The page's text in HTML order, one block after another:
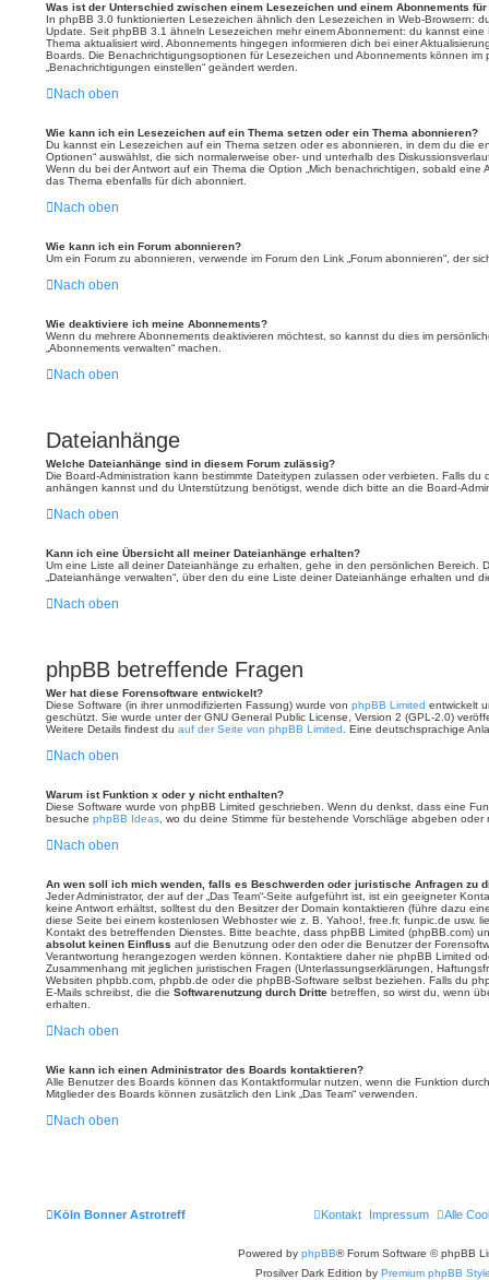
Was ist der Unterschied zwischen einem Lesezeichen und einem Abonnements
In phpBB 3.0 funktionierten Lesezeichen ähnlich den Lesezeichen in Web-Browsern:
Update. Seit phpBB 3.1 ähneln Lesezeichen mehr einem Abonnement: du kannst
Thema aktualisiert wird. Abonnements hingegen informieren dich bei einer
Boards. Die Benachrichtigungsoptionen für Lesezeichen und Abonnements können im
„Benachrichtigungen einstellen“ geändert werden.
Nach oben
Wie kann ich ein Lesezeichen auf ein Thema setzen oder ein Thema abonnieren?
Du kannst ein Lesezeichen auf ein Thema setzen oder es abonnieren, in dem du die
Optionen“ auswählst, die sich normalerweise ober- und unterhalb des
Wenn du bei der Antwort auf ein Thema die Option „Mich benachrichtigen, sobald eine
das Thema ebenfalls für dich abonniert.
Nach oben
Wie kann ich ein Forum abonnieren?
Um ein Forum zu abonnieren, verwende im Forum den Link „Forum abonnieren“, der
Nach oben
Wie deaktiviere ich meine Abonnements?
Wenn du mehrere Abonnements deaktivieren möchtest, so kannst du dies im
„Abonnements verwalten“ machen.
Nach oben
Dateianhänge
Welche Dateianhänge sind in diesem Forum zulässig?
Die Board-Administration kann bestimmte Dateitypen zulassen oder verbieten. Falls du
anhängen kannst und du Unterstützung benötigst, wende dich bitte an die Board-
Nach oben
Kann ich eine Übersicht all meiner Dateianhänge erhalten?
Um eine Liste all deiner Dateianhänge zu erhalten, gehe in den persönlichen Bereich.
„Dateianhänge verwalten“, über den du eine Liste deiner Dateianhänge erhalten und
Nach oben
phpBB betreffende Fragen
Wer hat diese Forensoftware entwickelt?
Diese Software (in ihrer unmodifizierten Fassung) wurde von phpBB Limited entwickelt
geschützt. Sie wurde unter der GNU General Public License, Version 2 (GPL-2.0)
Weitere Details findest du auf der Seite von phpBB Limited . Eine deutschsprachige
Nach oben
Warum ist Funktion x oder y nicht enthalten?
Diese Software wurde von phpBB Limited geschrieben. Wenn du denkst, dass eine
besuche phpBB Ideas , wo du deine Stimme für bestehende Vorschläge abgeben
Nach oben
An wen soll ich mich wenden, falls es Beschwerden oder juristische Anfragen zu
Jeder Administrator, der auf der „Das Team“-Seite aufgeführt ist, ist ein geeigneter
keine Antwort erhältst, solltest du den Besitzer der Domain kontaktieren (führe dazu
diese Seite bei einem kostenlosen Webhoster wie z. B. Yahoo!, free.fr, funpic.de usw.
Kontakt des betreffenden Dienstes. Bitte beachte, dass phpBB Limited (phpBB.com)
absolut keinen Einfluss auf die Benutzung oder den oder die Benutzer der
Verantwortung herangezogen werden können. Kontaktiere daher nie phpBB Limited
Zusammenhang mit jeglichen juristischen Fragen (Unterlassungserklärungen,
Websiten phpbb.com, phpbb.de oder die phpBB-Software selbst beziehen. Falls du
E-Mails schreibst, die die Softwarenutzung durch Dritte betreffen, so wirst du, wenn
erhalten.
Nach oben
Wie kann ich einen Administrator des Boards kontaktieren?
Alle Benutzer des Boards können das Kontaktformular nutzen, wenn die Funktion
Mitglieder des Boards können zusätzlich den Link „Das Team“ verwenden.
Nach oben
Köln Bonner Astrotreff Alle
Impressum
Kontakt
Powered by phpBB® Forum Software © phpBB
Prosilver Dark Edition by Premium phpBB